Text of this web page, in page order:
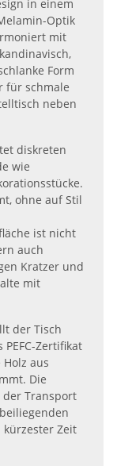
in einem
Optik
mit
Form
für schmale
neben
diskreten
wie
ohne auf Stil
ist nicht
auch
Kratzer und
mit
der Tisch
Zertifikat
aus
Die
der Transport
Zeit